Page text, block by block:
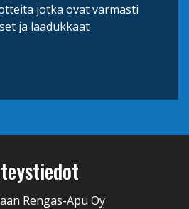
jotka ovat varmasti
ja laadukkaat
Rengas-Apu Oy